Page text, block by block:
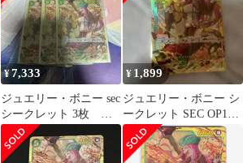
¥7,333
ジュエリー・ボニー sec
シークレット 3枚
op12-118
¥ 1,899
ジュエリー・ボニー シ
ークレット SEC OP12-
118 師弟の絆